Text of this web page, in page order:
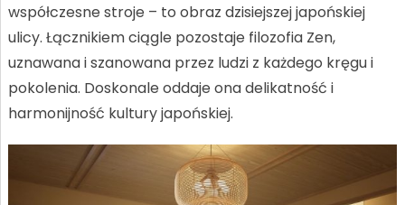
współczesne stroje – to obraz dzisiejszej japońskiej
ulicy. Łącznikiem ciągle pozostaje filozofia Zen,
uznawana i szanowana przez ludzi z każdego kręgu i
pokolenia. Doskonale oddaje ona delikatność i
harmonijność kultury japońskiej.